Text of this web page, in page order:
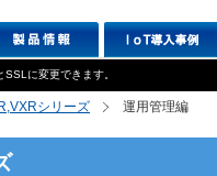
SSLに変更できます。
シリーズ 運用管理編